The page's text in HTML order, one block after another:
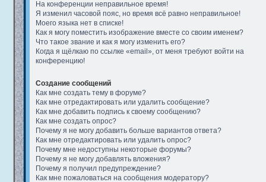
На конференции неправильное время!
Я изменил часовой пояс, но время всё равно неправильное!
Моего языка нет в списке!
Как я могу поместить изображение вместе со своим именем?
Что такое звание и как я могу изменить его?
Когда я щёлкаю по ссылке «email», от меня требуют войти на
конференцию!
Создание сообщений
Как мне создать тему в форуме?
Как мне отредактировать или удалить сообщение?
Как мне добавить подпись к своему сообщению?
Как мне создать опрос?
Почему я не могу добавить больше вариантов ответа?
Как мне отредактировать или удалить опрос?
Почему мне недоступны некоторые форумы?
Почему я не могу добавлять вложения?
Почему я получил предупреждение?
Как мне пожаловаться на сообщения модератору?